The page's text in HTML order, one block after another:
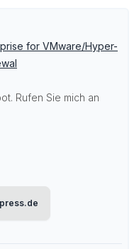
for VMware/Hyper-
Rufen Sie mich an